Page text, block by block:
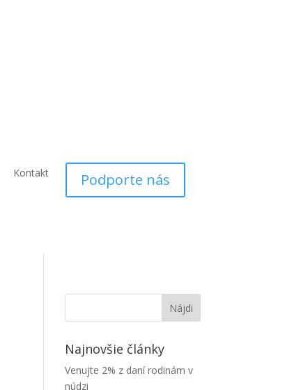
Kontakt Podporte nás
Najnovšie články
Venujte 2% z daní rodinám v
núdzi